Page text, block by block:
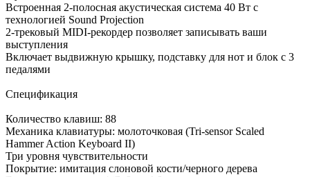
Встроенная 2-полосная акустическая система 40 Вт с
технологией Sound Projection
2-трековый MIDI-рекордер позволяет записывать ваши
выступления
Включает выдвижную крышку, подставку для нот и блок с 3
педалями
Спецификация
Количество клавиш: 88
Механика клавиатуры: молоточковая (Tri-sensor Scaled
Hammer Action Keyboard II)
Три уровня чувствительности
Покрытие: имитация слоновой кости/черного дерева